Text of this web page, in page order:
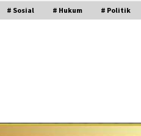
# Sosial # Hukum # Politik